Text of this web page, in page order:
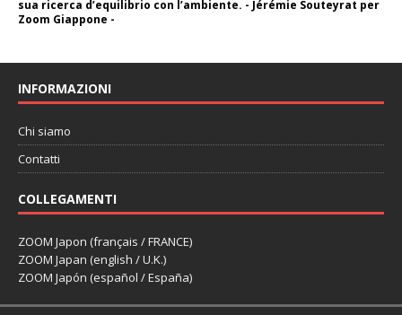
sua ricerca d’equilibrio con l’ambiente. - Jérémie Souteyrat per
Zoom Giappone -
INFORMAZIONI
Chi siamo
Contatti
COLLEGAMENTI
ZOOM Japon (français / FRANCE)
ZOOM Japan (english / U.K.)
ZOOM Japón (español / España)